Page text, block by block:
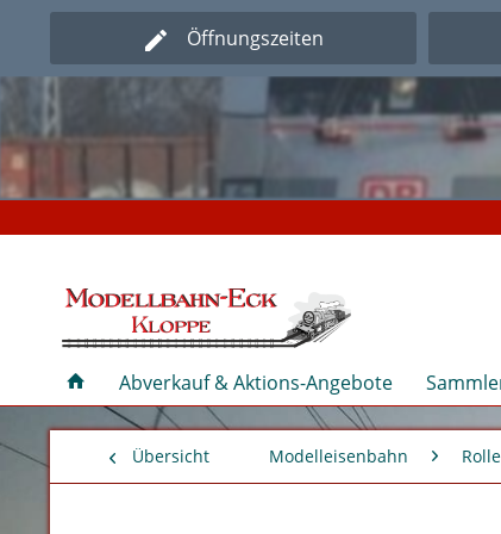
Öffnungszeiten
Abverkauf & Aktions-Angebote
Übersicht Modelleisenbahn